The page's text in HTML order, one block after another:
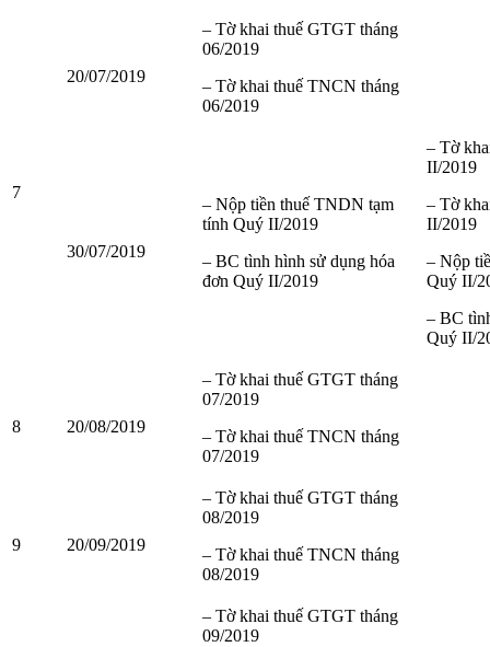
7
20/07/2019
– Tờ khai thuế GTGT tháng
06/2019
– Tờ khai thuế TNCN tháng
06/2019
30/07/2019
– Nộp tiền thuế TNDN tạm
tính Quý II/2019
– BC tình hình sử dụng hóa
đơn Quý II/2019
– Tờ
II/2019
– Tờ
II/2019
– Nộp
Quý II/
– BC
Quý II/
8 20/08/2019
– Tờ khai thuế GTGT tháng
07/2019
– Tờ khai thuế TNCN tháng
07/2019
9 20/09/2019
– Tờ khai thuế GTGT tháng
08/2019
– Tờ khai thuế TNCN tháng
08/2019
– Tờ khai thuế GTGT tháng
09/2019